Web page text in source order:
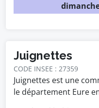
Juignettes
CODE INSEE : 27359
Juignettes est une
le département Eure